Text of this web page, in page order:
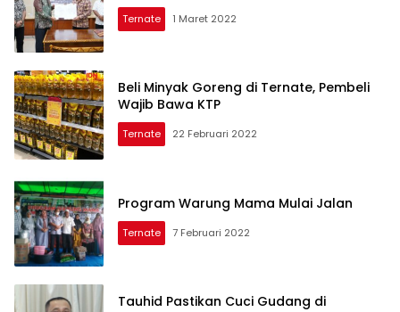
Ternate 1 Maret 2022
Beli Minyak Goreng di Ternate, Pembeli
Wajib Bawa KTP
Ternate 22 Februari 2022
Program Warung Mama Mulai Jalan
Ternate 7 Februari 2022
Tauhid Pastikan Cuci Gudang di